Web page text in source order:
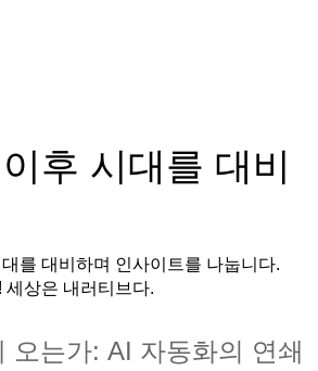
후 시대를 대비
를 대비하며 인사이트를 나눕니다.
세상은 내러티브다.
오는가: AI 자동화의 연쇄